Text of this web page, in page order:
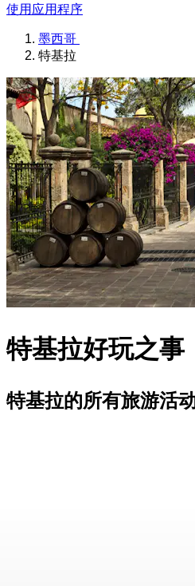
使用应用程序
墨西哥
特基拉
特基拉好玩之事
特基拉的所有旅游活